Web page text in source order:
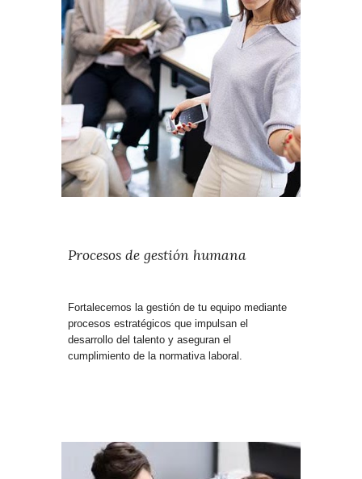
Procesos de gestión humana
Fortalecemos la gestión de tu equipo mediante
procesos estratégicos que impulsan el
desarrollo del talento y aseguran el
cumplimiento de la normativa laboral.